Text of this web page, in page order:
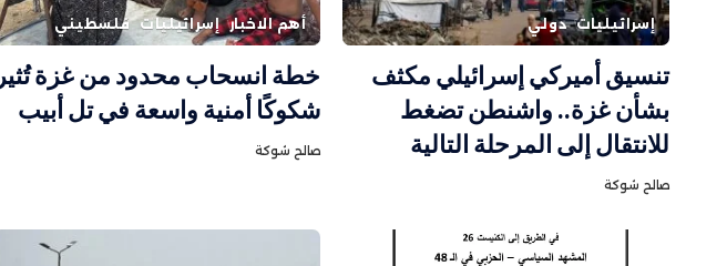
إسرائيليات دولي
تنسيق أميركي إسرائيلي مكثف
بشأن غزة.. واشنطن تضغط
للانتقال إلى المرحلة التالية
صالح شوكة
أهم الاخبار إسرائيليات فلسطيني
خطة انسحاب محدود من غزة تُثير
شكوكًا أمنية واسعة في تل أبيب
صالح شوكة